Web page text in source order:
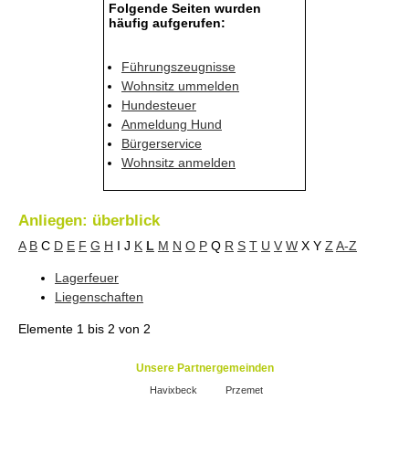
Folgende Seiten wurden
häufig aufgerufen:
Führungszeugnisse
Wohnsitz ummelden
Hundesteuer
Anmeldung Hund
Bürgerservice
Wohnsitz anmelden
Anliegen: überblick
A B C D E F G H I J K L M N O P Q R S T U V W X Y Z A-Z
Lagerfeuer
Liegenschaften
Elemente 1 bis 2 von 2
Unsere Partnergemeinden
Havixbeck Przemet